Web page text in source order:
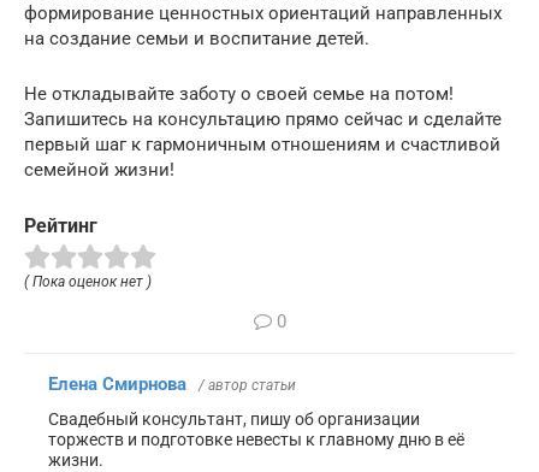
формирование ценностных ориентаций направленных
на создание семьи и воспитание детей.
Не откладывайте заботу о своей семье на потом!
Запишитесь на консультацию прямо сейчас и сделайте
первый шаг к гармоничным отношениям и счастливой
семейной жизни!
Рейтинг
( Пока оценок нет )
0
Елена Смирнова / автор статьи
Свадебный консультант, пишу об организации
торжеств и подготовке невесты к главному дню в её
жизни.